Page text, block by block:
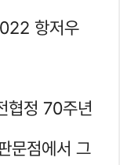
항저우
정 70주년
문점에서 그